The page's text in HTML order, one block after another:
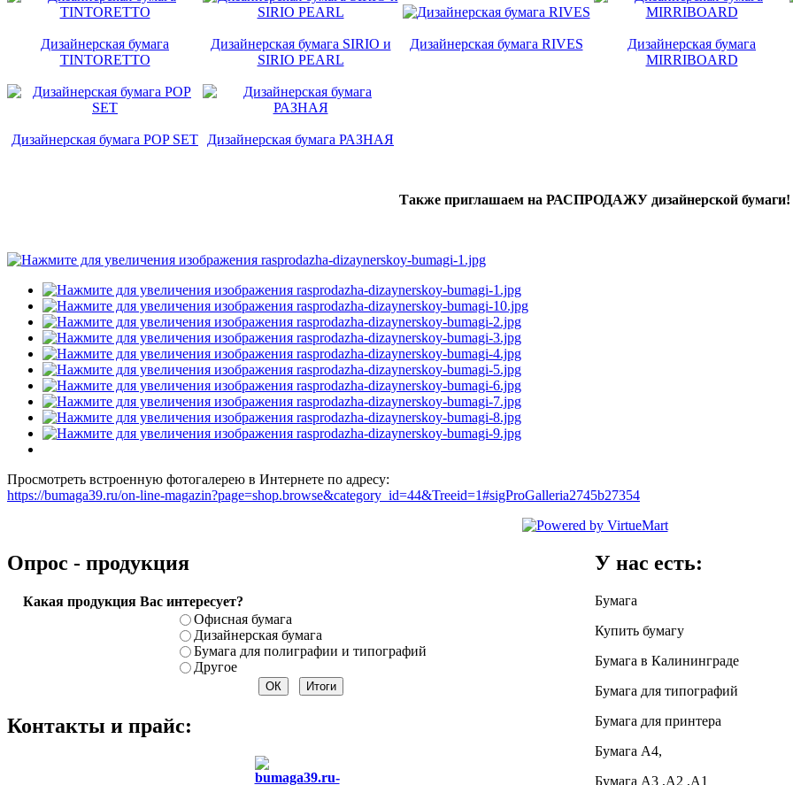
Дизайнерская бумага
TINTORETTO
Дизайнерская бумага SIRIO и
SIRIO PEARL
Дизайнерская бумага RIVES
Дизайнерская бумага
MIRRIBOARD
Дизайнерская бумага POP SET Дизайнерская бумага РАЗНАЯ
Также приглашаем на РАСПРОДАЖУ дизайнерской бумаги!
Просмотреть встроенную фотогалерею в Интернете по адресу:
https://bumaga39.ru/on-line-magazin?page=shop.browse&category_id=44&Treeid=1#sigProGalleria2745b27354
Опрос - продукция
Какая продукция Вас интересует?
Офисная бумага
Дизайнерская бумага
Бумага для полиграфии и типографий
Другое
Контакты и прайс:
У нас есть:
Бумага
Купить бумагу
Бумага в Калининграде
Бумага для типографий
Бумага для принтера
Бумага А4,
Бумага А3 ,А2 ,А1